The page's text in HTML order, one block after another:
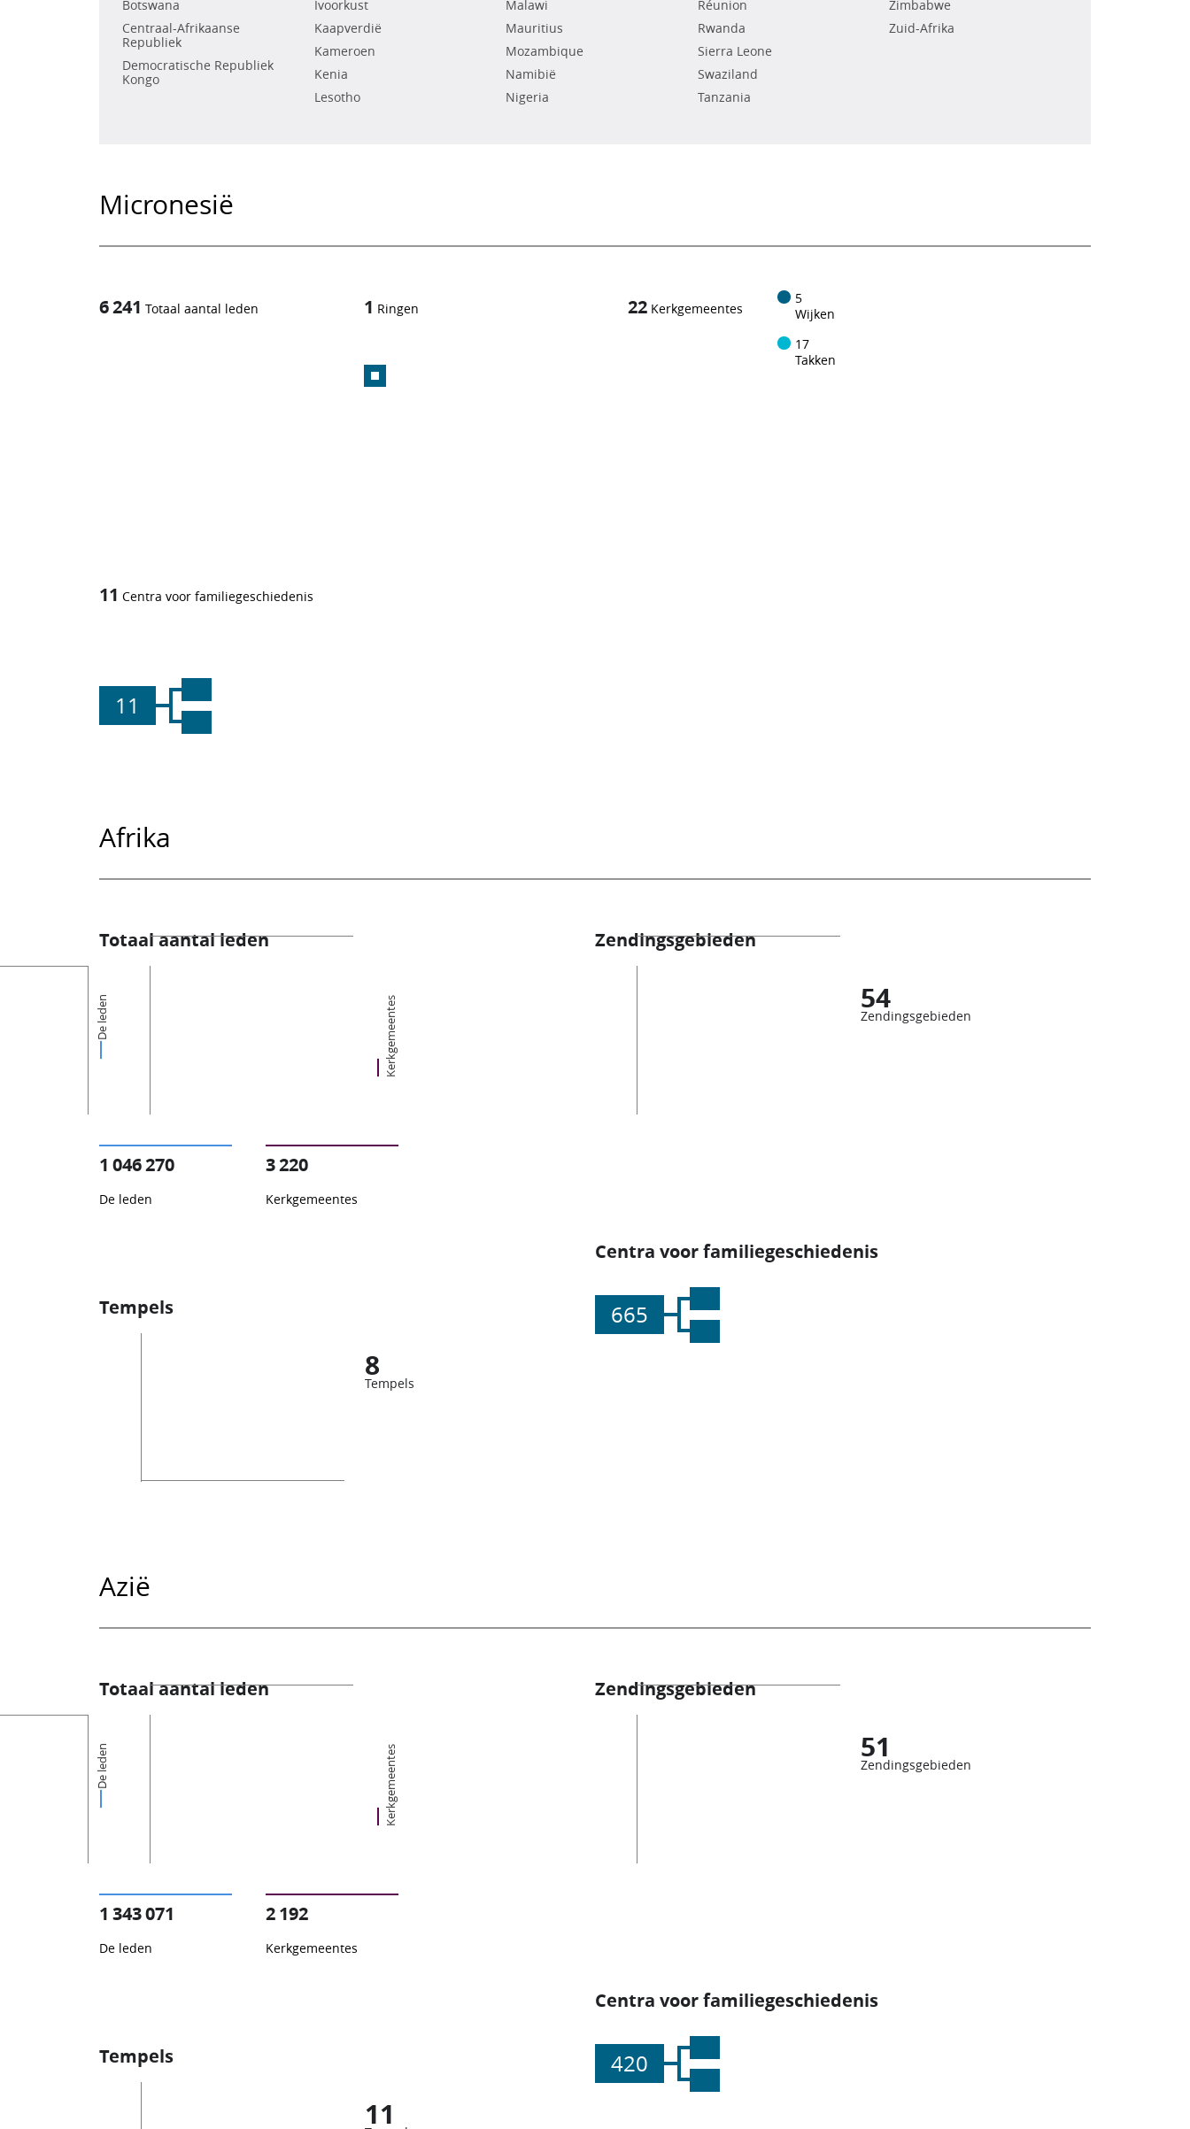
Botswana
Centraal-Afrikaanse
Republiek
Democratische Republiek
Kongo
Ivoorkust
Kaapverdië
Kameroen
Kenia
Lesotho
Malawi
Mauritius
Mozambique
Namibië
Nigeria
Réunion
Rwanda
Sierra Leone
Swaziland
Tanzania
Zimbabwe
Zuid-Afrika
Micronesië
6 241 Totaal aantal leden 1 Ringen 22 Kerkgemeentes
5
Wijken
17
Takken
11 Centra voor familiegeschiedenis
11
Afrika
Totaal aantal leden
De leden Kerkgemeentes
1 046 270
De leden
3 220
Kerkgemeentes
Zendingsgebieden
54
Zendingsgebieden
Centra voor familiegeschiedenis
665
Tempels
8
Tempels
Azië
Totaal aantal leden
De leden Kerkgemeentes
1 343 071
De leden
2 192
Kerkgemeentes
Zendingsgebieden
51
Zendingsgebieden
Centra voor familiegeschiedenis
420
Tempels
11